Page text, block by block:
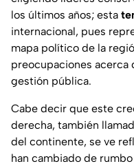
los últimos años; esta
internacional, pues
mapa político de la
preocupaciones acerca
gestión pública.
Cabe decir que este
derecha, también
del continente, se ve
han cambiado de